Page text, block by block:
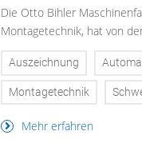
Die Otto Bihler
Montagetechnik, hat von
Auszeichnung
Montagetechnik
Mehr erfahren